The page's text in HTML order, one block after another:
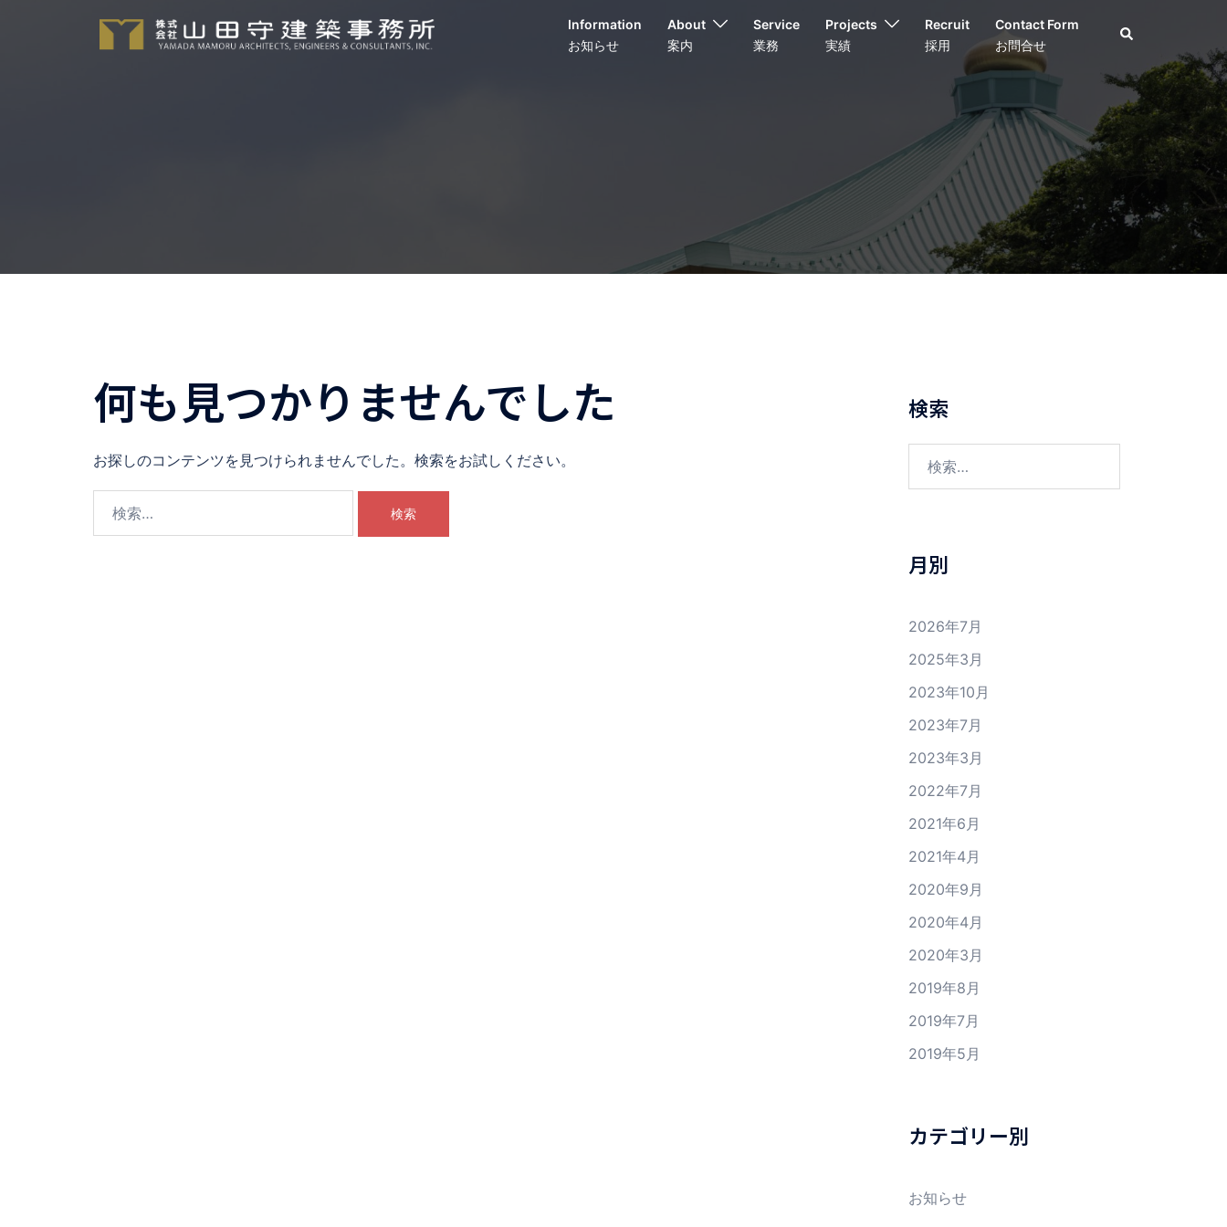
Information
お知らせ
About
案内
Service
業務
Projects
実績
Recruit
採用
Contact Form
お問合せ
検
索
何も見つかりませんでした
お探しのコンテンツを見つけられませんでした。検索をお試しください。
検索
月別
2026年7月
2025年3月
2023年10月
2023年7月
2023年3月
2022年7月
2021年6月
2021年4月
2020年9月
2020年4月
2020年3月
2019年8月
2019年7月
2019年5月
カテゴリー別
お知らせ